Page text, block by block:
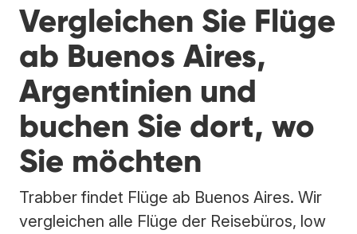
Vergleichen Sie Flüge
ab Buenos Aires,
Argentinien und
buchen Sie dort, wo
Sie möchten
Trabber findet Flüge ab Buenos Aires. Wir
vergleichen alle Flüge der Reisebüros, low